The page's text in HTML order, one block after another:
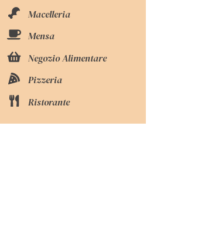
Macelleria
Mensa
Negozio Alimentare
Pizzeria
Ristorante